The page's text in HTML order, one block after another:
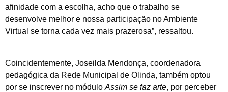
afinidade com a escolha, acho que o trabalho se
desenvolve melhor e nossa participação no Ambiente
Virtual se torna cada vez mais prazerosa”, ressaltou.
Coincidentemente, Joseilda Mendonça, coordenadora
pedagógica da Rede Municipal de Olinda, também optou
por se inscrever no módulo Assim se faz arte, por perceber